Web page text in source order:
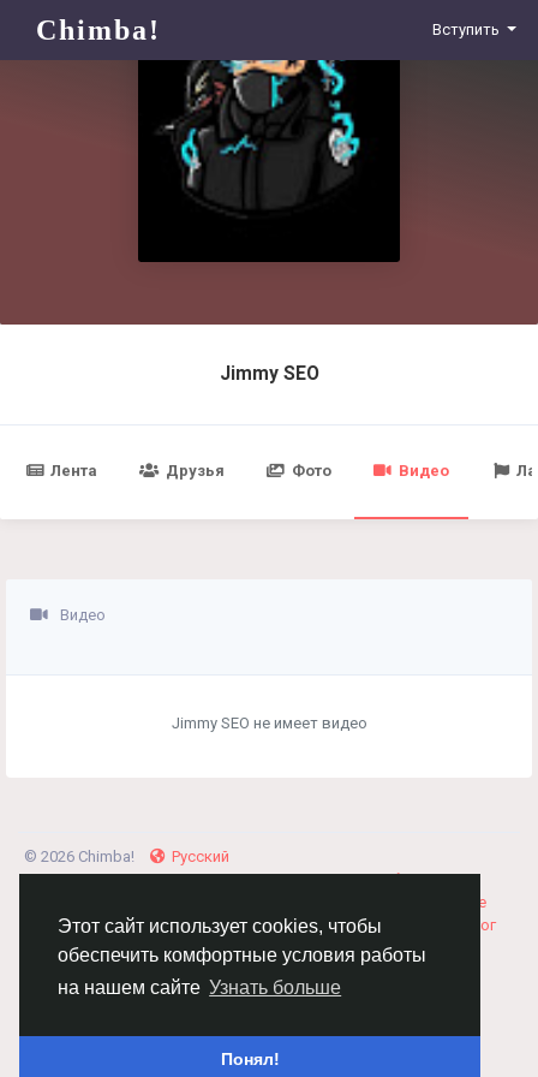
Этот сайт использует cookies, чтобы
обеспечить комфортные условия работы
на нашем сайте Узнать больше
Понял!
Chimba! Вступить
Jimmy SEO
Лента Друзья Фото Видео
Видео
Jimmy SEO не имеет видео
© 2026 Chimba!
Русский
Правила размещения и покупки товаров
Как добавить
Соглашение
Политика Конфиденциальности
Свяжитесь с нами Каталог